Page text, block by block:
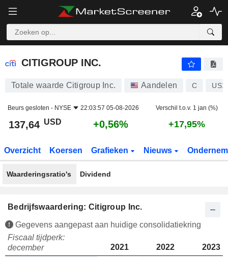
CITIGROUP INC.
CITIGROUP INC.
Totale waarde Citigroup Inc. Aandelen C
Beurs gesloten - NYSE 22:03:57 05-08-2026 Verschil t.o.v. 1 jan (%)
137,64 USD +0,56% +17,95%
Overzicht Koersen Grafieken Nieuws
Waarderingsratio's Dividend
Bedrijfswaardering: Citigroup Inc.
Gegevens aangepast aan huidige consolidatiekring
Fiscaal tijdperk:
december
2021 2022
2023